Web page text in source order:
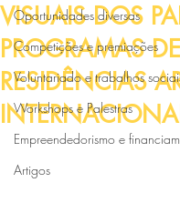
Oportunidades diversas
Competições e premiações
Voluntariado e trabalhos
Workshops e Palestras
Empreendedorismo e
Artigos
VISUAIS DOS
PROGRAMAS DE
RESIDÊNCIAS